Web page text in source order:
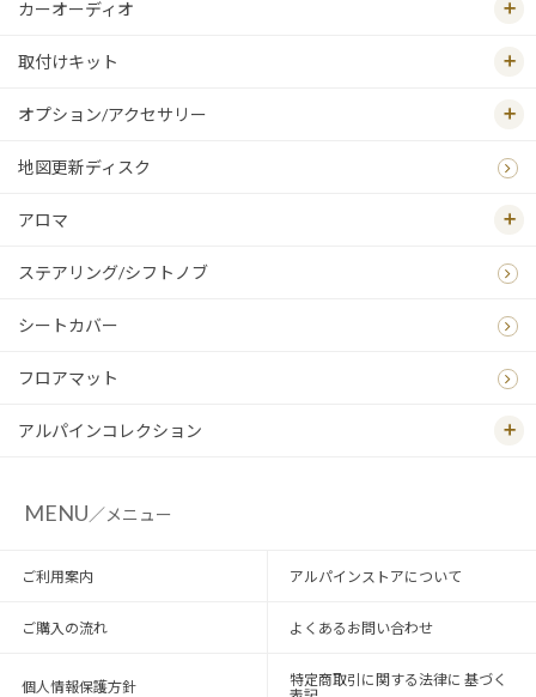
カーオーディオ
取付けキット
オプション/アクセサリー
地図更新ディスク
アロマ
ステアリング/シフトノブ
シートカバー
フロアマット
アルパインコレクション
MENU／メニュー
ご利用案内 アルパインストアについて
ご購入の流れ よくあるお問い合わせ
個人情報保護方針
特定商取引に関する法律に 基づく